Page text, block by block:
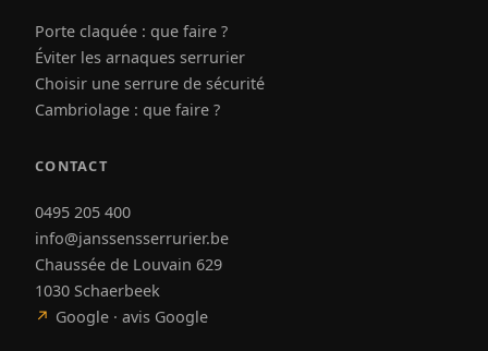
Porte claquée : que faire ?
Éviter les arnaques serrurier
Choisir une serrure de sécurité
Cambriolage : que faire ?
CONTACT
0495 205 400
info@janssensserrurier.be
Chaussée de Louvain 629
1030 Schaerbeek
↗ Google · avis Google